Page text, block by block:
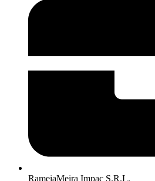
RameiaMeira Impac S.R.L.